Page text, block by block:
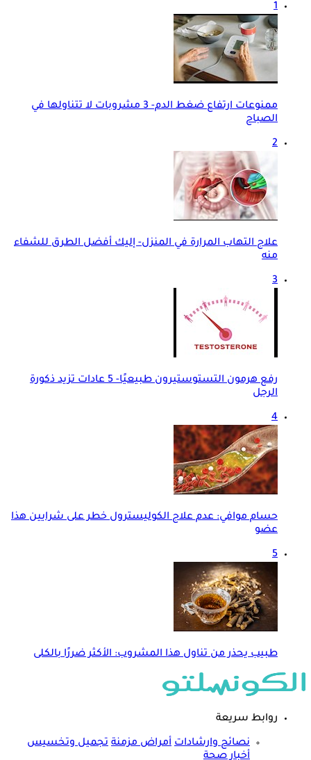
1
ممنوعات ارتفاع ضغط الدم- 3 مشروبات لا تتناولها في
الصباح
2
علاج التهاب المرارة في المنزل- إليك أفضل الطرق للشفاء
منه
3
رفع هرمون التستوستيرون طبيعيًا- 5 عادات تزيد ذكورة
الرجل
4
حسام موافي: عدم علاج الكوليسترول خطر على شرايين هذا
عضو
5
طبيب يحذر من تناول هذا المشروب: الأكثر ضررًا بالكلى
روابط سريعة
نصائح وارشادات أمراض مزمنة تجميل وتخسيس
أخبار صحة